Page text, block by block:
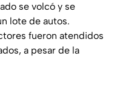
se volcó y se
lote de autos.
fueron atendidos
a pesar de la